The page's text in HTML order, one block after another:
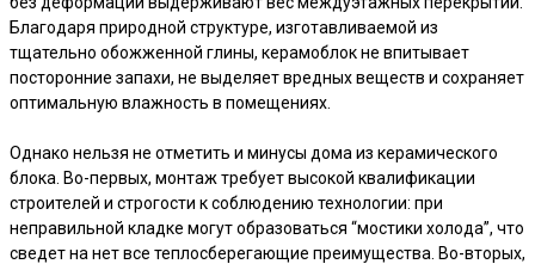
Благодаря природной структуре, изготавливаемой из
тщательно обожженной глины, керамоблок не впитывает
посторонние запахи, не выделяет вредных веществ и сохраняет
оптимальную влажность в помещениях.
Однако нельзя не отметить и минусы дома из керамического
блока. Во-первых, монтаж требует высокой квалификации
строителей и строгости к соблюдению технологии: при
неправильной кладке могут образоваться “мостики холода”, что
сведет на нет все теплосберегающие преимущества. Во-вторых,